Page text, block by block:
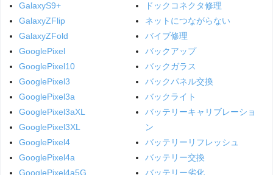
GalaxyS9+
GalaxyZFlip
GalaxyZFold
GooglePixel
GooglePixel10
GooglePixel3
GooglePixel3a
GooglePixel3aXL
GooglePixel3XL
GooglePixel4
GooglePixel4a
GooglePixel4a5G
ドックコネクタ修理
ネットにつながらない
バイブ修理
バックアップ
バックガラス
バックパネル交換
バックライト
バッテリーキャリブレーショ
ン
バッテリーリフレッシュ
バッテリー交換
バッテリー劣化